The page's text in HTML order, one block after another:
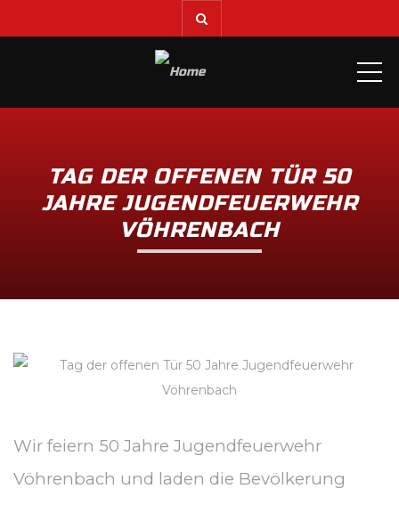
TAG DER OFFENEN TÜR 50
JAHRE JUGENDFEUERWEHR
VÖHRENBACH
Wir feiern 50 Jahre Jugendfeuerwehr
Vöhrenbach und laden die Bevölkerung